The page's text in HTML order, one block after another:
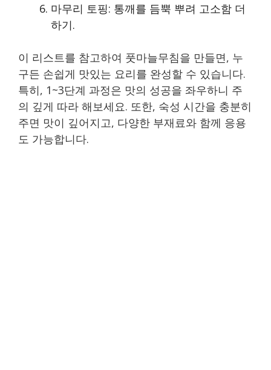
마무리 토핑: 통깨를 듬뿍 뿌려 고소함 더
하기.
이 리스트를 참고하여 풋마늘무침을 만들면, 누
구든 손쉽게 맛있는 요리를 완성할 수 있습니다.
특히, 1~3단계 과정은 맛의 성공을 좌우하니 주
의 깊게 따라 해보세요. 또한, 숙성 시간을 충분히
주면 맛이 깊어지고, 다양한 부재료와 함께 응용
도 가능합니다.